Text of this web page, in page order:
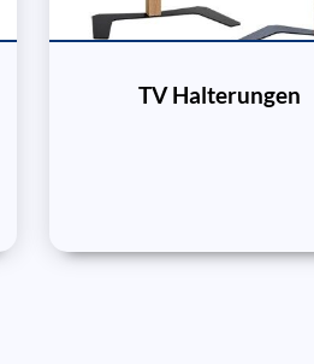
TV Halterungen